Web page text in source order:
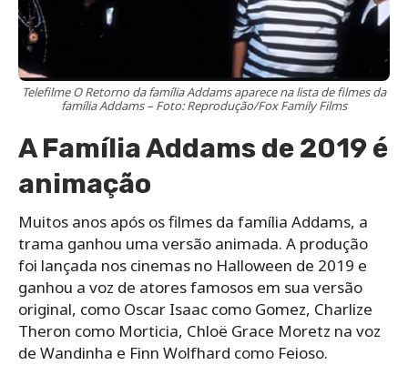
Telefilme O Retorno da família Addams aparece na lista de filmes da
família Addams – Foto: Reprodução/Fox Family Films
A Família Addams de 2019 é
animação
Muitos anos após os filmes da família Addams, a
trama ganhou uma versão animada. A produção
foi lançada nos cinemas no Halloween de 2019 e
ganhou a voz de atores famosos em sua versão
original, como Oscar Isaac como Gomez, Charlize
Theron como Morticia, Chloë Grace Moretz na voz
de Wandinha e Finn Wolfhard como Feioso.